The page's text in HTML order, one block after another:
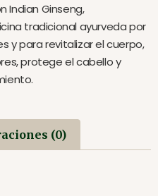
Indian Ginseng,
tradicional ayurveda por
y para revitalizar el cuerpo,
protege el cabello y
(0)